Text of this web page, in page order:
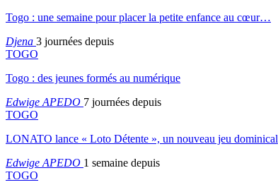
Togo : une semaine pour placer la petite enfance au cœur…
Djena 3 journées depuis
TOGO
Togo : des jeunes formés au numérique
Edwige APEDO 7 journées depuis
TOGO
LONATO lance « Loto Détente », un nouveau jeu dominical
Edwige APEDO 1 semaine depuis
TOGO